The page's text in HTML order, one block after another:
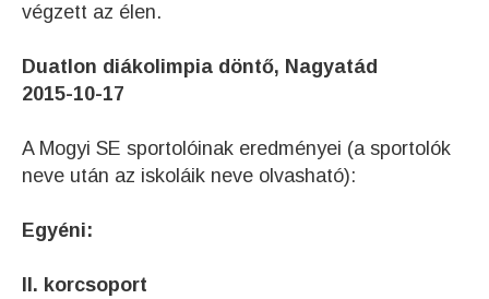
végzett az élen.
Duatlon diákolimpia döntő, Nagyatád
2015-10-17
A Mogyi SE sportolóinak eredményei (a sportolók
neve után az iskoláik neve olvasható):
Egyéni:
II. korcsoport